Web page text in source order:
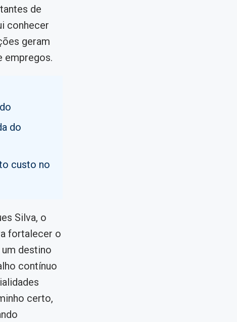
de
conhecer
geram
empregos.
do
custo no
Silva, o
fortalecer o
destino
contínuo
certo,